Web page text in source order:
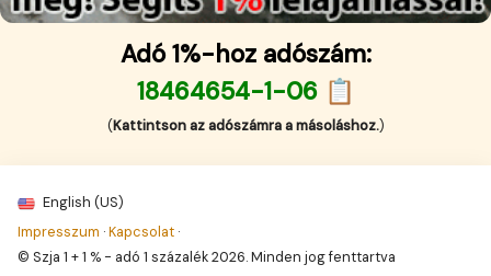
Adó 1%-hoz adószám:
18464654-1-06 📋
(Kattintson az adószámra a másoláshoz.)
English (US)
Impresszum ·Kapcsolat ·
© Szja 1 + 1 % - adó 1 százalék 2026. Minden jog fenttartva